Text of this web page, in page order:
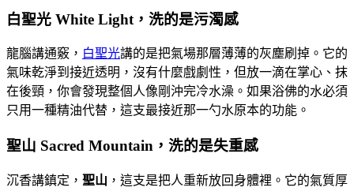
白聖光 White Light，洗的是污濁感
龍腦講通竅， 白聖光講的是把氣場那層薄薄的灰塵刷掉。它的
氣味乾淨到接近透明，沒有什麼戲劇性，但放一滴在掌心、抹
在後頸，你會發現整個人像剛沖完冷水澡。如果浴佛的水必須
只用一種精油代替，這支最接近那一勺水原本的功能。
聖山 Sacred Mountain，洗的是失重感
沉香講鎮定， 聖山 ，這支是把人重新放回身體裡。它的氣質厚